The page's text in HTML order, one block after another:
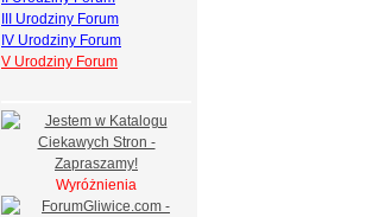
III Urodziny Forum
IV Urodziny Forum
V Urodziny Forum
Wyróżnienia